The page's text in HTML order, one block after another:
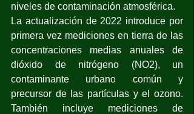
niveles de contaminación atmosférica.
La actualización de 2022 introduce por
primera vez mediciones en tierra de las
concentraciones medias anuales de
dióxido de nitrógeno (NO2), un
contaminante urbano común y
precursor de las partículas y el ozono.
También incluye mediciones de